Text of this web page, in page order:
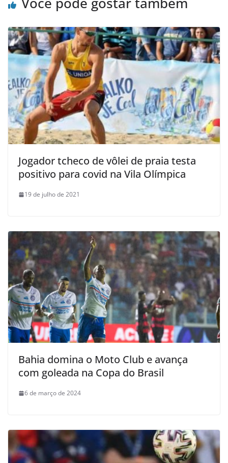
Jogador tcheco de vôlei de praia testa
positivo para covid na Vila Olímpica
19 de julho de 2021
Bahia domina o Moto Club e avança
com goleada na Copa do Brasil
6 de março de 2024